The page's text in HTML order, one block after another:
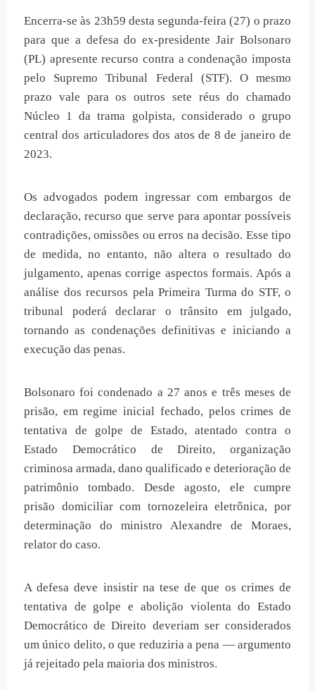
Encerra-se às 23h59 desta segunda-feira (27) o prazo
para que a defesa do ex-presidente Jair Bolsonaro
(PL) apresente recurso contra a condenação imposta
pelo Supremo Tribunal Federal (STF). O mesmo
prazo vale para os outros sete réus do chamado
Núcleo 1 da trama golpista, considerado o grupo
central dos articuladores dos atos de 8 de janeiro de
2023.
Os advogados podem ingressar com embargos de
declaração, recurso que serve para apontar possíveis
contradições, omissões ou erros na decisão. Esse tipo
de medida, no entanto, não altera o resultado do
julgamento, apenas corrige aspectos formais. Após a
análise dos recursos pela Primeira Turma do STF, o
tribunal poderá declarar o trânsito em julgado,
tornando as condenações definitivas e iniciando a
execução das penas.
Bolsonaro foi condenado a 27 anos e três meses de
prisão, em regime inicial fechado, pelos crimes de
tentativa de golpe de Estado, atentado contra o
Estado Democrático de Direito, organização
criminosa armada, dano qualificado e deterioração de
patrimônio tombado. Desde agosto, ele cumpre
prisão domiciliar com tornozeleira eletrônica, por
determinação do ministro Alexandre de Moraes,
relator do caso.
A defesa deve insistir na tese de que os crimes de
tentativa de golpe e abolição violenta do Estado
Democrático de Direito deveriam ser considerados
um único delito, o que reduziria a pena — argumento
já rejeitado pela maioria dos ministros.